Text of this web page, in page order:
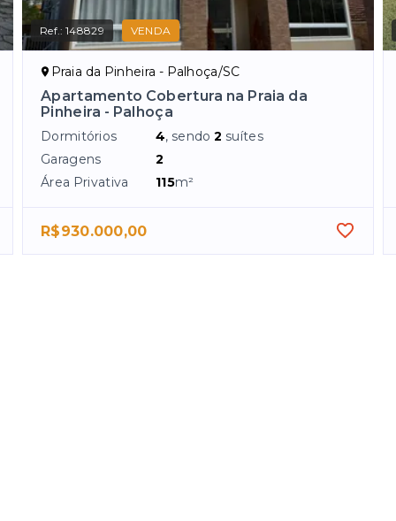
Ref.:148829 VENDA
Praia da Pinheira - Palhoça/SC
Apartamento Cobertura na Praia da
Pinheira - Palhoça
Dormitórios 4, sendo2 suítes
Garagens
2
Área Privativa
115m²
R$930.000,00